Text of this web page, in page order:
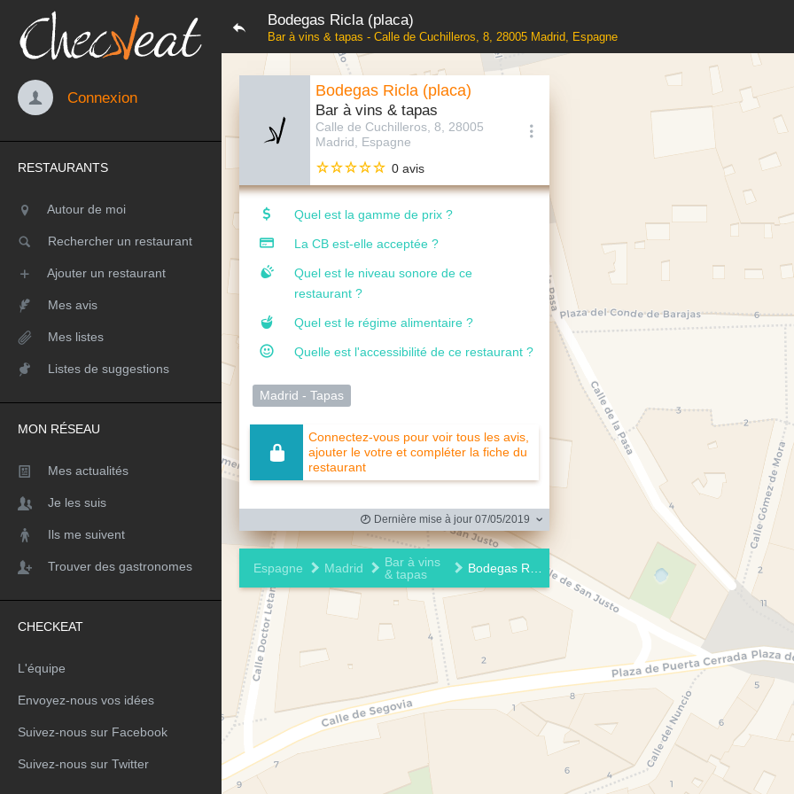
Bodegas Ricla (placa)
Bar à vins & tapas - Calle de Cuchilleros, 8, 28005 Madrid, Espagne
Connexion
RESTAURANTS
Autour de moi
Rechercher un restaurant
Ajouter un restaurant
Mes avis
Mes listes
Listes de suggestions
MON RÉSEAU
Mes actualités
Je les suis
Ils me suivent
Trouver des gastronomes
CHECKEAT
L'équipe
Envoyez-nous vos idées
Suivez-nous sur Facebook
Suivez-nous sur Twitter
Bodegas Ricla (placa)
Bar à vins & tapas
Calle de Cuchilleros, 8, 28005
Madrid, Espagne
0 avis
Quel est la gamme de prix ?
La CB est-elle acceptée ?
Quel est le niveau sonore de ce
restaurant ?
Quel est le régime alimentaire ?
Quelle est l'accessibilité de ce restaurant ?
Madrid - Tapas
Connectez-vous pour voir tous les avis,
ajouter le votre et compléter la fiche du
restaurant
Dernière mise à jour 07/05/2019
Espagne Madrid
Bar à vins
& tapas